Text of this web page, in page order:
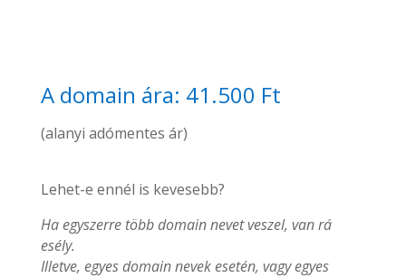
A domain ára: 41.500 Ft
(alanyi adómentes ár)
Lehet-e ennél is kevesebb?
Ha egyszerre több domain nevet veszel, van rá
esély.
Illetve, egyes domain nevek esetén, vagy egyes